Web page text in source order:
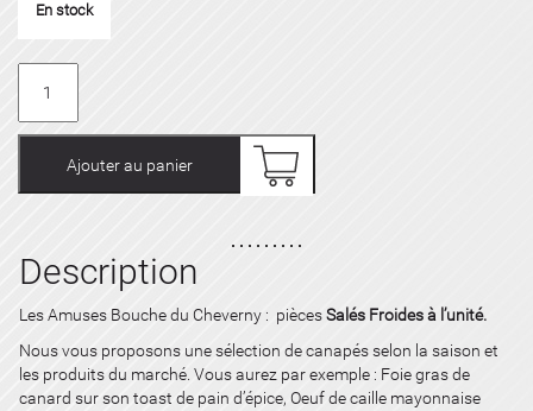
En stock
Le
Froid
à
l'unité
Ajouter au panier
Description
Les Amuses Bouche du Cheverny : piècesSalés Froides à l’unité.
Nous vous proposons une sélection de canapés selon la saison et
les produits du marché. Vous aurez par exemple : Foie gras de
canard sur son toast de pain d’épice, Oeuf de caille mayonnaise